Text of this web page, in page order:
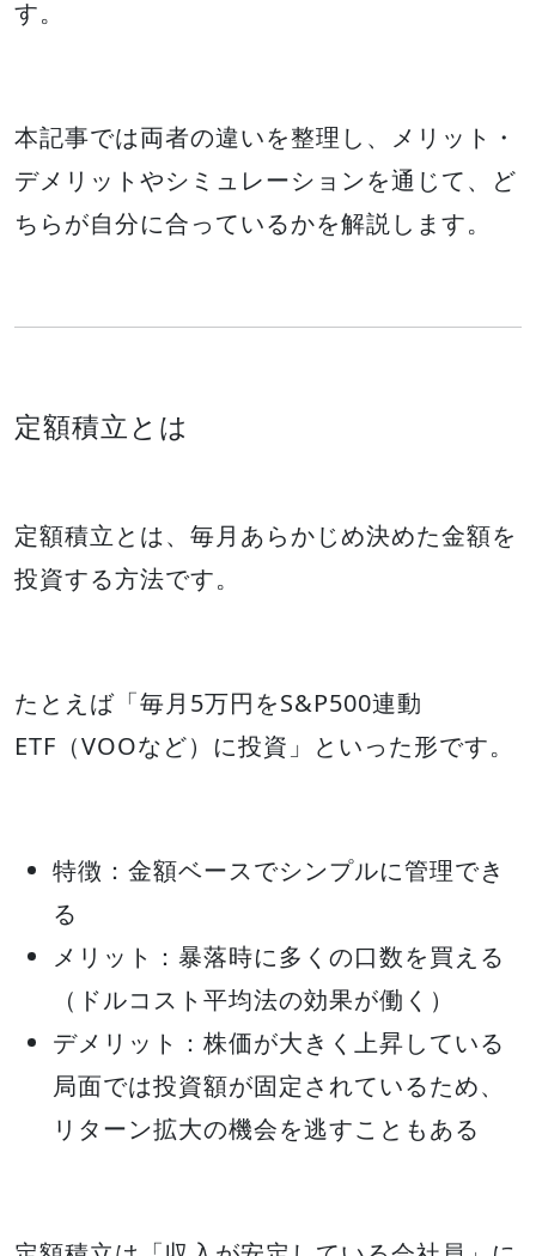
す。
本記事では両者の違いを整理し、メリット・
デメリットやシミュレーションを通じて、ど
ちらが自分に合っているかを解説します。
定額積立とは
定額積立とは、毎月あらかじめ決めた金額を
投資する方法です。
たとえば「毎月5万円をS&P500連動
ETF（VOOなど）に投資」といった形です。
特徴：金額ベースでシンプルに管理でき
る
メリット：暴落時に多くの口数を買える
（ドルコスト平均法の効果が働く）
デメリット：株価が大きく上昇している
局面では投資額が固定されているため、
リターン拡大の機会を逃すこともある